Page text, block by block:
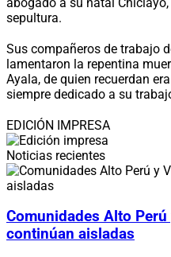
sepultura.
Sus compañeros de trabajo
lamentaron la repentina
Ayala, de quien recuerdan
siempre dedicado a su
EDICIÓN IMPRESA
Noticias recientes
Comunidades Alto
continúan aisladas